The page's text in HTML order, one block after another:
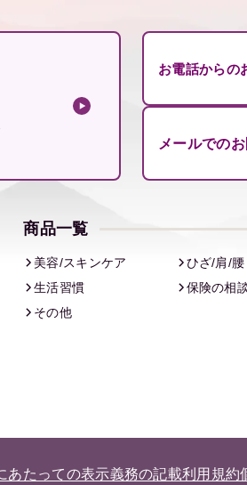
お電話からの
メールでの
商品一覧
美容/スキンケア
ひざ/肩/腰
生活習慣
保険の相
その他
あたっての表示義務の記載利用規約